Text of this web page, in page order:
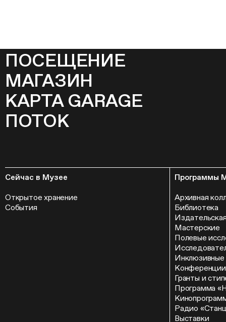
ПОСЕЩЕНИЕ
МАГАЗИН
КАРТА GARAGE
ПОТОК
Сейчас в Музее
Открытое хранение
События
Программы
Архивная
Библиотека
Мастерские
Полевые
Конференции
Гранты и
Программа
Радио
Выставки